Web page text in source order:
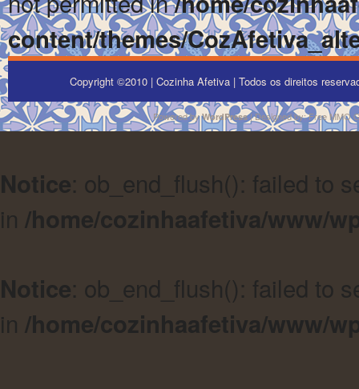
content/themes/
Copyright ©2010 | Cozinha Afetiva | Todos os direitos
Powered byWordPress| Designed by:Free MMO
Notice: ob_end_flush(): failed to
in /home/cozinhaafetiva/www/
Notice: ob_end_flush(): failed to
in /home/cozinhaafetiva/www/